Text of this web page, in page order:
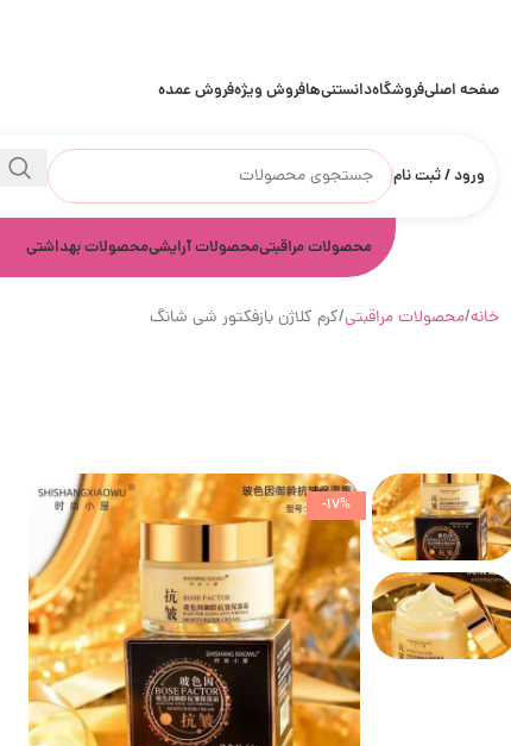
صفحه اصلیفروشگاهدانستنی‌هافروش ویژهفروش عمده
ورود / ثبت نام
محصولات مراقبتیمحصولات آرایشیمحصولات بهداشتی
خانه محصولات مراقبتی کرم کلاژن بازفکتور شی شانگ
-17%